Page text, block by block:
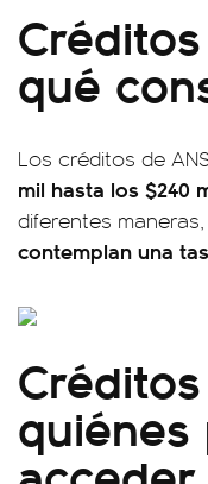
qué
Los créditos de
mil hasta los $240
diferentes
contemplan una
Créditos
quiénes